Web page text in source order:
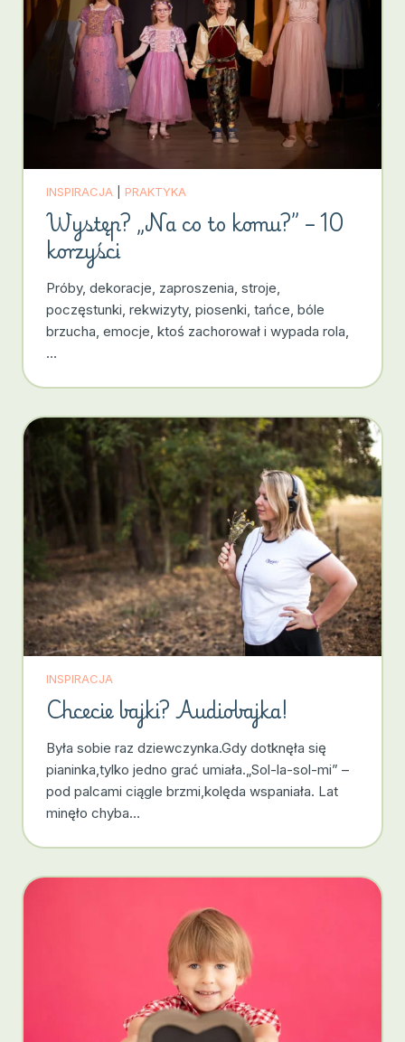
INSPIRACJA PRAKTYKA
Występ? „Na co to komu?” – 10
korzyści
Próby, dekoracje, zaproszenia, stroje,
poczęstunki, rekwizyty, piosenki, tańce, bóle
brzucha, emocje, ktoś zachorował i wypada rola,
…
INSPIRACJA
Chcecie bajki? Audiobajka!
Była sobie raz dziewczynka.Gdy dotknęła się
pianinka,tylko jedno grać umiała.„Sol-la-sol-mi” –
pod palcami ciągle brzmi,kolęda wspaniała. Lat
minęło chyba…